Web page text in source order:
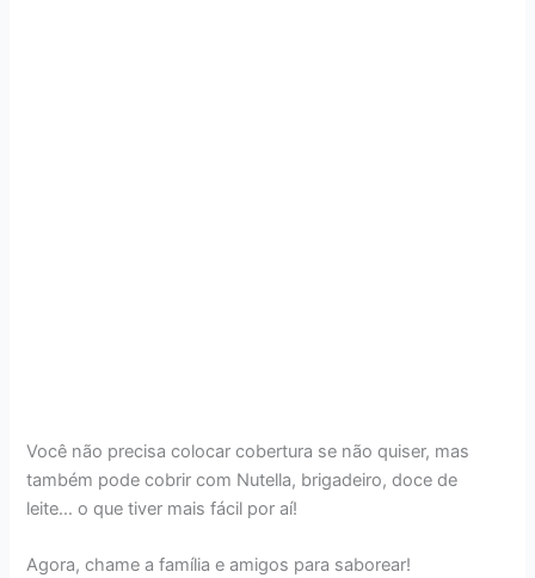
Você não precisa colocar cobertura se não quiser, mas
também pode cobrir com Nutella, brigadeiro, doce de
leite… o que tiver mais fácil por aí!
Agora, chame a família e amigos para saborear!